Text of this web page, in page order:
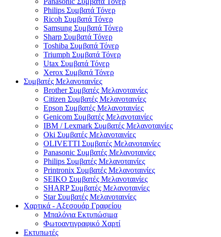
Philips Συμβατά Τόνερ
Ricoh Συμβατά Τόνερ
Samsung Συμβατά Τόνερ
Sharp Συμβατά Τόνερ
Toshiba Συμβατά Τόνερ
Triumph Συμβατά Τόνερ
Utax Συμβατά Τόνερ
Xerox Συμβατά Τόνερ
Συμβατές Μελανοταινίες
Brother Συμβατές Μελανοταινίες
Citizen Συμβατές Μελανοταινίες
Epson Συμβατές Μελανοταινίες
Genicom Συμβατές Μελανοταινίες
IBM / Lexmark Συμβατές Μελανοταινίες
Oki Συμβατές Μελανοταινίες
OLIVETTI Συμβατές Μελανοταινίες
Panasonic Συμβατές Μελανοταινίες
Philips Συμβατές Μελανοταινίες
Printronix Συμβατές Μελανοταινίες
SEIKO Συμβατές Μελανοταινίες
SHARP Συμβατές Μελανοταινίες
Star Συμβατές Μελανοταινίες
Χαρτικά - Αξεσουάρ Γραφείου
Μπαλόνια Εκτυπώσιμα
Φωτοαντιγραφικό Χαρτί
Εκτυπωτές